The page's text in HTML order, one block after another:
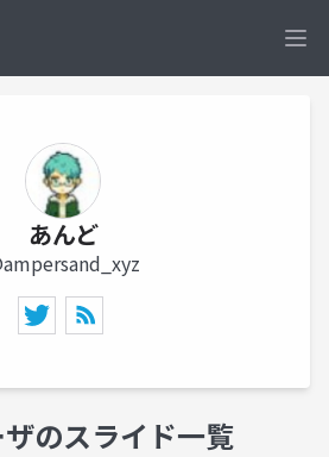
あんど
のスライド一覧